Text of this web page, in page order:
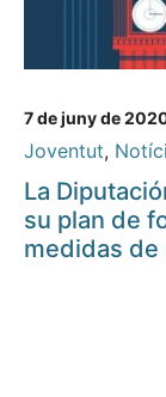
7 de juny de
Joventut,
La
su plan de
medidas de